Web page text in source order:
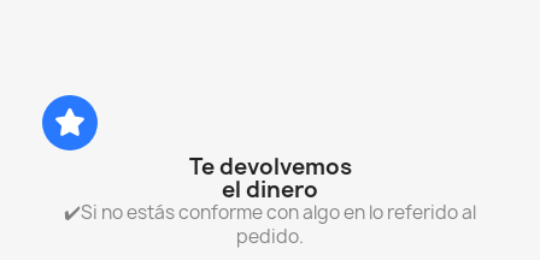
Te devolvemos
el dinero
✔️Si no estás conforme con algo en lo referido al
pedido.